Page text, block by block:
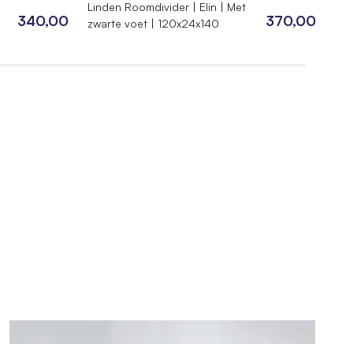
340,00
Linden Roomdivider | Elin | Met
zwarte voet | 120x24x140
370,00